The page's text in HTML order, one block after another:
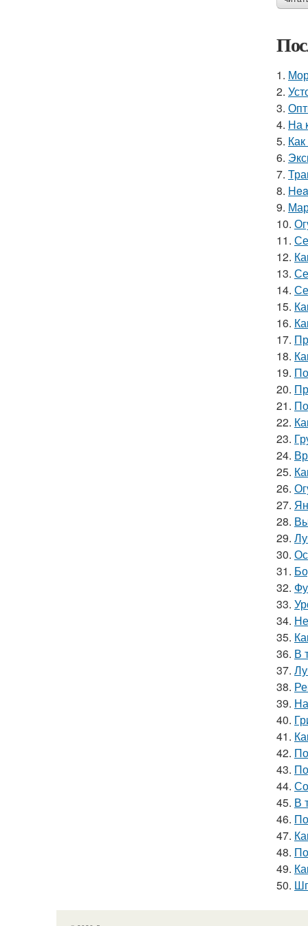
1.
2.
3.
4. На
5.
6.
7.
8.
9.
10.
11.
12.
13.
14.
15.
16.
17.
18.
19.
20.
21.
22.
23.
24.
25.
26.
27.
28.
29.
30.
31.
32.
33.
34.
35.
36. В
37.
38.
39.
40.
41.
42.
43.
44.
45. В
46.
47.
48.
49.
50.